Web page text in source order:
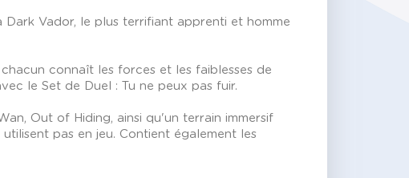
Vador, le plus terrifiant apprenti et homme
connaît les forces et les faiblesses de
le Set de Duel : Tu ne peux pas fuir.
Out of Hiding, ainsi qu'un terrain immersif
pas en jeu. Contient également les